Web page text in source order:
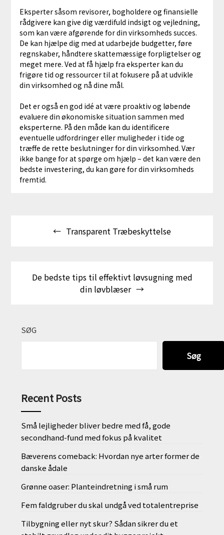
Eksperter såsom revisorer, bogholdere og finansielle
rådgivere kan give dig værdifuld indsigt og vejledning,
som kan være afgørende for din virksomheds succes.
De kan hjælpe dig med at udarbejde budgetter, føre
regnskaber, håndtere skattemæssige forpligtelser og
meget mere. Ved at få hjælp fra eksperter kan du
frigøre tid og ressourcer til at fokusere på at udvikle
din virksomhed og nå dine mål.
Det er også en god idé at være proaktiv og løbende
evaluere din økonomiske situation sammen med
eksperterne. På den måde kan du identificere
eventuelle udfordringer eller muligheder i tide og
træffe de rette beslutninger for din virksomhed. Vær
ikke bange for at spørge om hjælp – det kan være den
bedste investering, du kan gøre for din virksomheds
fremtid.
Transparent Træbeskyttelse
De bedste tips til effektivt løvsugning med
din løvblæser
SØG
Søg
Recent Posts
Små lejligheder bliver bedre med få, gode
secondhand-fund med fokus på kvalitet
Bæverens comeback: Hvordan nye arter former de
danske ådale
Grønne oaser: Planteindretning i små rum
Fem faldgruber du skal undgå ved totalentreprise
Tilbygning eller nyt skur? Sådan sikrer du et